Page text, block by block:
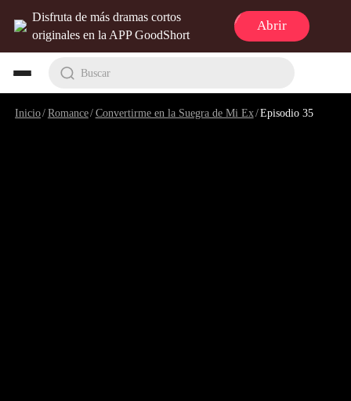
Disfruta de más dramas cortos
originales en la APP GoodShort
Abrir
Buscar
Inicio/Romance/Convertirme en la Suegra de Mi Ex/Episodio 35